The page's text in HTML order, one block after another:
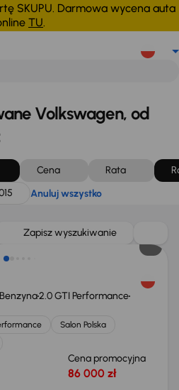
SKUPU. Darmowa wycena auta
TU.
Anuluj wszystko
Volkswagen, od
Cena Rata
Anuluj wszystko
Zapisz wyszukiwanie
Benzyna2.0 GTI Performance
Salon Polska
Cena promocyjna
86 000 zł